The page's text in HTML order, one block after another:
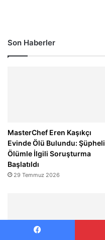
Son Haberler
MasterChef Eren Kaşıkçı
Evinde Ölü Bulundu: Şüpheli
Ölümle İlgili Soruşturma
Başlatıldı
29 Temmuz 2026